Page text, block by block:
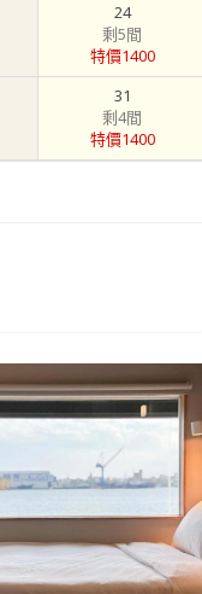
24
剩5間
特價1400
31
剩4間
特價1400